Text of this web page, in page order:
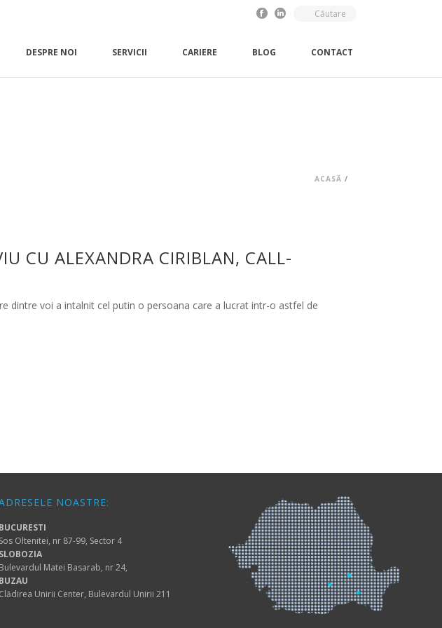
DESPRE NOI SERVICII CARIERE BLOG CONTACT
ACASĂ /
CU ALEXANDRA CIRIBLAN, CALL-
dintre voi a intalnit cel putin o persoana care a lucrat intr-o astfel de
NOASTRE:
BUCURESTI
Sos Oltenitei, nr 87-99, Sector 4
SLOBOZIA
Bulevardul Matei Basarab, nr 24,
BUZAU
Clădirea Unirii Center, Bulevardul Unirii 211